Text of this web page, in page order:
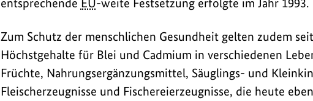
Zum Schutz der menschlichen Gesundheit gelten zudem
Höchstgehalte für Blei und Cadmium in verschiedenen
Früchte, Nahrungsergänzungsmittel, Säuglings- und
Fleischerzeugnisse und Fischereierzeugnisse, die heute